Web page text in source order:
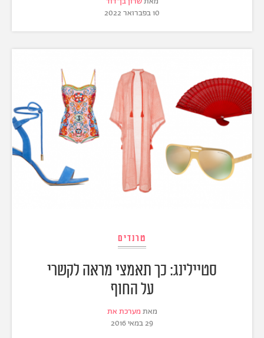
10 בפברואר 2022
טרנדים
סטיילינג: כך תאמצי מראה לקשרי
על החוף
מאת מערכת את
29 במאי 2016